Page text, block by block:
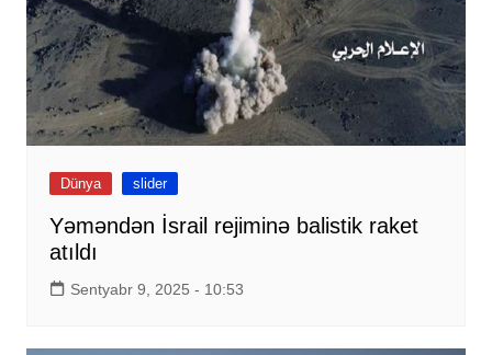
Dünya slider
Yəməndən İsrail rejiminə balistik raket
atıldı
Sentyabr 9, 2025 - 10:53